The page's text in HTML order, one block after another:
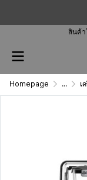
สินค้า
Homepage ... เ